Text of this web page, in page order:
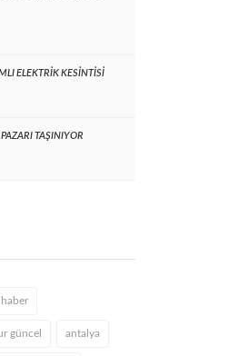
ELEKTRİK KESİNTİSİ
TAŞINIYOR
güncel antalya